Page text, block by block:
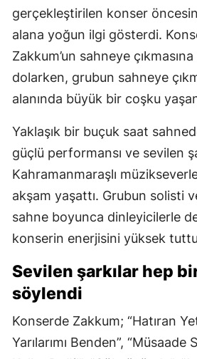
gerçekleştirilen konser
alana yoğun ilgi gösterdi.
Zakkum’un sahneye
dolarken, grubun sahneye
alanında büyük bir coşku
Yaklaşık bir buçuk saat
güçlü performansı ve sevilen
Kahramanmaraşlı
akşam yaşattı. Grubun solisti
sahne boyunca dinleyicilerle
konserin enerjisini yüksek
Sevilen şarkılar hep
söylendi
Konserde Zakkum; “Hatıran
Yarılarımı Benden”, “Müsaade